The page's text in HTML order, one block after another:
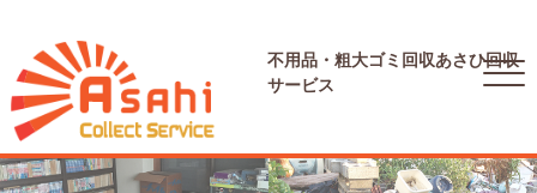
不用品・粗大ゴミ回収あさひ回収
サービス